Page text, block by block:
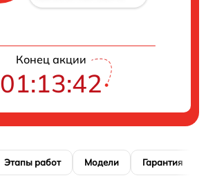
Конец акции
01:13:41
Этапы работ Модели Гарантия